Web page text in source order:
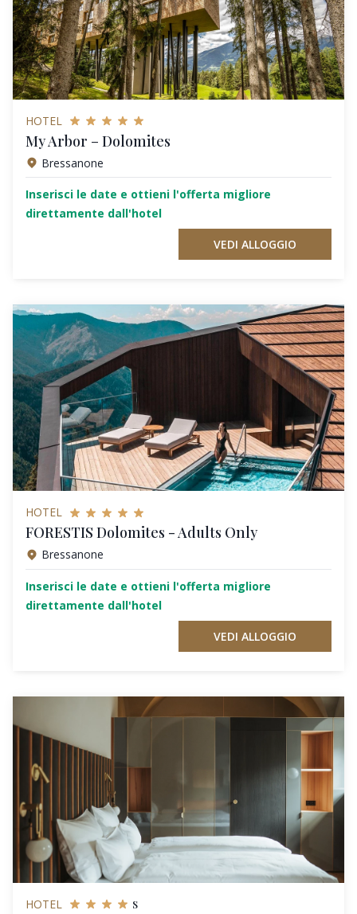
HOTEL
My Arbor – Dolomites
Bressanone
Inserisci le date e ottieni l'offerta migliore
direttamente dall'hotel
VEDI ALLOGGIO
HOTEL
FORESTIS Dolomites - Adults Only
Bressanone
Inserisci le date e ottieni l'offerta migliore
direttamente dall'hotel
VEDI ALLOGGIO
HOTEL s